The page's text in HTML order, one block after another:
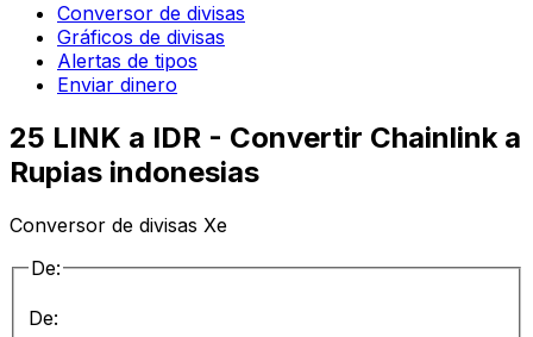
Conversor de divisas
Gráficos de divisas
Alertas de tipos
Enviar dinero
25 LINK a IDR - Convertir Chainlink a
Rupias indonesias
Conversor de divisas Xe
De:
De: